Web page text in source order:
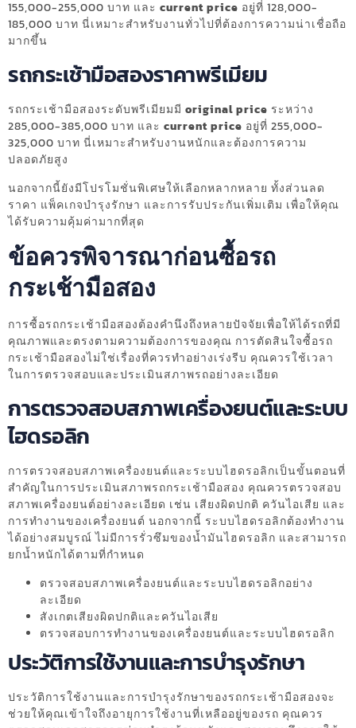
155,000-255,000 บาท และ current price อยู่ที่ 128,000-
185,000 บาท นี่เหมาะสำหรับงานทั่วไปที่ต้องการความน่าเชื่อถือ
มากขึ้น
รถกระเช้ามือสองราคาพรีเมียม
รถกระเช้ามือสองระดับพรีเมียมมี original price ระหว่าง
285,000-385,000 บาท และ current price อยู่ที่ 255,000-
325,000 บาท นี่เหมาะสำหรับงานหนักและต้องการความ
ปลอดภัยสูง
นอกจากนี้ยังมีโปรโมชั่นพิเศษให้เลือกหลากหลาย ทั้งส่วนลด
ราคา แพ็คเกจบำรุงรักษา และการรับประกันเพิ่มเติม เพื่อให้คุณ
ได้รับความคุ้มค่ามากที่สุด
ข้อควรพิจารณาก่อนซื้อรถ
กระเช้ามือสอง
การซื้อรถกระเช้ามือสองต้องคำนึงถึงหลายปัจจัยเพื่อให้ได้รถที่มี
คุณภาพและตรงตามความต้องการของคุณ การตัดสินใจซื้อรถ
กระเช้ามือสองไม่ใช่เรื่องที่ควรทำอย่างเร่งรีบ คุณควรใช้เวลา
ในการตรวจสอบและประเมินสภาพรถอย่างละเอียด
การตรวจสอบสภาพเครื่องยนต์และระบบ
ไฮดรอลิก
การตรวจสอบสภาพเครื่องยนต์และระบบไฮดรอลิกเป็นขั้นตอนที่
สำคัญในการประเมินสภาพรถกระเช้ามือสอง คุณควรตรวจสอบ
สภาพเครื่องยนต์อย่างละเอียด เช่น เสียงผิดปกติ ควันไอเสีย และ
การทำงานของเครื่องยนต์ นอกจากนี้ ระบบไฮดรอลิกต้องทำงาน
ได้อย่างสมบูรณ์ ไม่มีการรั่วซึมของน้ำมันไฮดรอลิก และสามารถ
ยกน้ำหนักได้ตามที่กำหนด
ตรวจสอบสภาพเครื่องยนต์และระบบไฮดรอลิกอย่าง
ละเอียด
สังเกตเสียงผิดปกติและควันไอเสีย
ตรวจสอบการทำงานของเครื่องยนต์และระบบไฮดรอลิก
ประวัติการใช้งานและการบำรุงรักษา
ประวัติการใช้งานและการบำรุงรักษาของรถกระเช้ามือสองจะ
ช่วยให้คุณเข้าใจถึงอายุการใช้งานที่เหลืออยู่ของรถ คุณควร